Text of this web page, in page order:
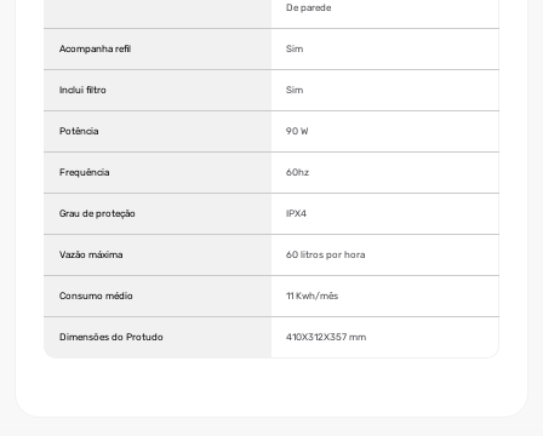
De parede
Acompanha refil Sim
Inclui filtro Sim
Potência 90 W
Frequência 60hz
Grau de proteção IPX4
Vazão máxima 60 litros por hora
Consumo médio 11 Kwh/mês
Dimensões do Protudo 410X312X357 mm